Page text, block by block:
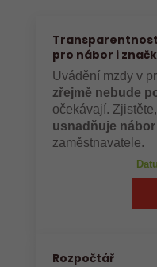
pro nábor i
Uvádění mzdy v
zřejmě nebude
očekávají.
usnadňuje
zaměstnavatele.
Rozpočtář